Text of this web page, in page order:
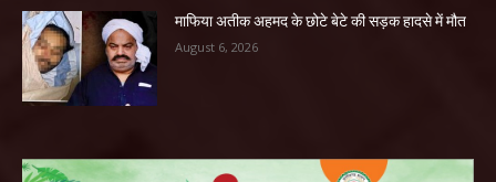
माफिया अतीक अहमद के छोटे बेटे की सड़क हादसे में मौत
August 6, 2026